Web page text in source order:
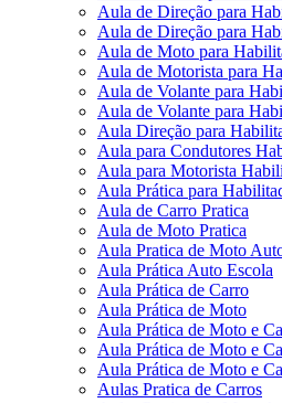
Aula de Direção para
Aula de Direção para
Aula de Moto para
Aula de Motorista para
Aula de Volante para
Aula de Volante para
Aula Direção para
Aula para Condutores
Aula para Motorista
Aula Prática para
Aula de Carro Pratica
Aula de Moto Pratica
Aula Pratica de Moto
Aula Prática Auto Escola
Aula Prática de Carro
Aula Prática de Moto
Aula Prática de Moto e
Aula Prática de Moto e
Aula Prática de Moto e
Aulas Pratica de Carros